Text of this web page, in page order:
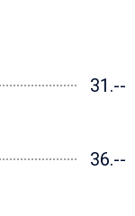
31.--
36.--